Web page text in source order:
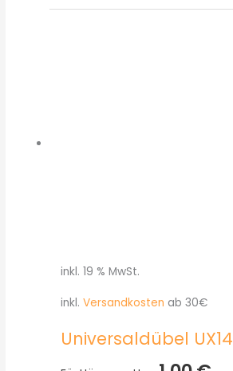
inkl. 19 % MwSt.
inkl. Versandkosten ab 30€
Universaldübel UX14